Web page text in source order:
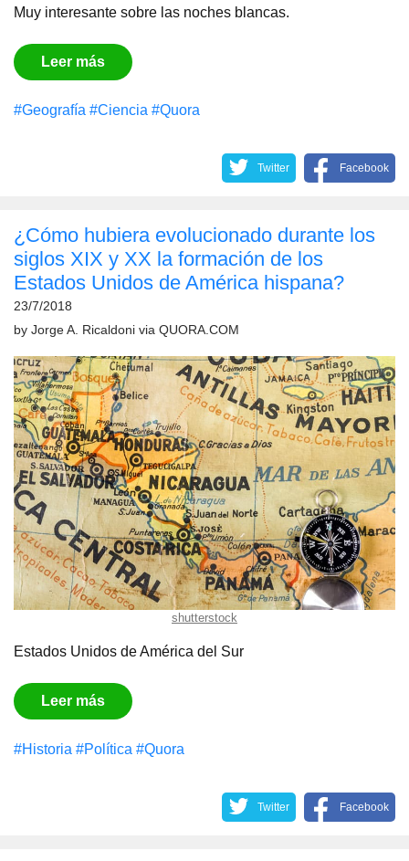
Muy interesante sobre las noches blancas.
Leer más
#Geografía #Сiencia #Quora
Twitter Facebook
¿Cómo hubiera evolucionado durante los
siglos XIX y XX la formación de los
Estados Unidos de América hispana?
23/7/2018
by Jorge A. Ricaldoni via QUORA.COM
shutterstock
Estados Unidos de América del Sur
Leer más
#Historia #Política #Quora
Twitter Facebook